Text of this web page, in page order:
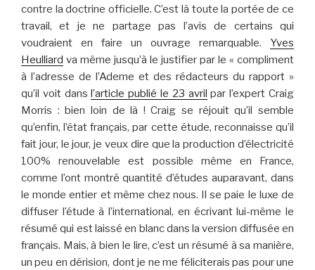
contre la doctrine officielle. C’est là toute la portée de ce
travail, et je ne partage pas l’avis de certains qui
voudraient en faire un ouvrage remarquable. Yves
Heulliard va même jusqu’à le justifier par le « compliment
à l’adresse de l’Ademe et des rédacteurs du rapport »
qu’il voit dansl’article publié le 23 avril par l’expert Craig
Morris : bien loin de là ! Craig se réjouit qu’il semble
qu’enfin, l’état français, par cette étude, reconnaisse qu’il
fait jour, le jour, je veux dire que la production d’électricité
100% renouvelable est possible même en France,
comme l’ont montré quantité d’études auparavant, dans
le monde entier et même chez nous. Il se paie le luxe de
diffuser l’étude à l’international, en écrivant lui-même le
résumé qui est laissé en blanc dans la version diffusée en
français. Mais, à bien le lire, c’est un résumé à sa manière,
un peu en dérision, dont je ne me féliciterais pas pour une